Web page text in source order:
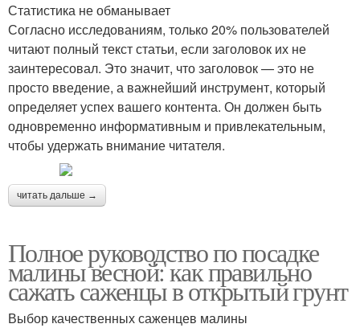
Статистика не обманывает
Согласно исследованиям, только 20% пользователей
читают полный текст статьи, если заголовок их не
заинтересовал. Это значит, что заголовок — это не
просто введение, а важнейший инструмент, который
определяет успех вашего контента. Он должен быть
одновременно информативным и привлекательным,
чтобы удержать внимание читателя.
читать дальше →
Полное руководство по посадке
малины весной: как правильно
сажать саженцы в открытый грунт
Выбор качественных саженцев малины